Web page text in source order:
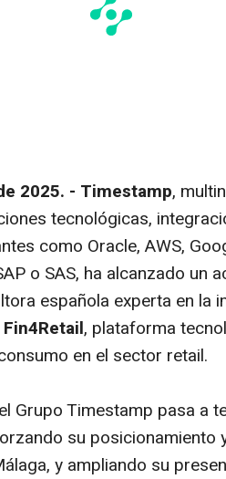
2025. - Timestamp,
tecnológicas,
como Oracle, AWS,
o SAS, ha alcanzado un
española experta en la
Fin4Retail, plataforma
en el sector retail.
Grupo Timestamp pasa a
su posicionamiento
y ampliando su